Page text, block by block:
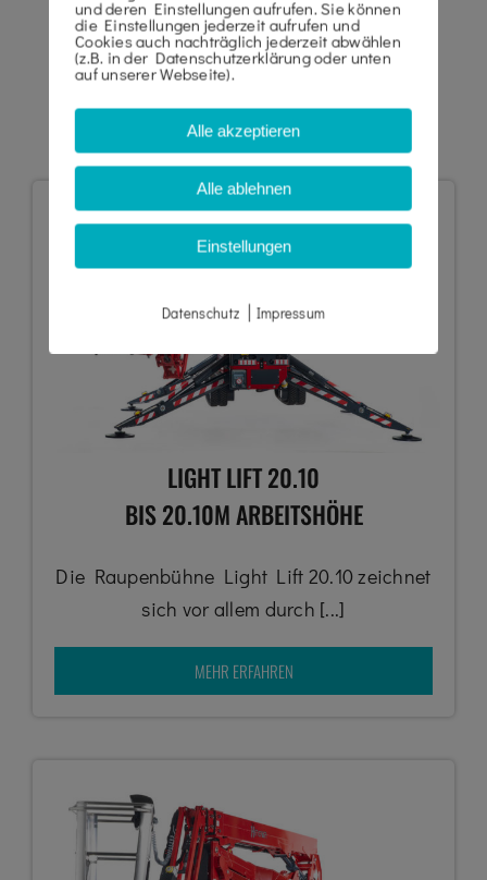
RAUPEN GELENK-
ARBEITSBÜHNEN
LIGHT LIFT 20.10
BIS 20.10M ARBEITSHÖHE
Die Raupenbühne Light Lift 20.10 zeichnet
sich vor allem durch [...]
MEHR ERFAHREN
und deren Einstellungen aufrufen. Sie können
die Einstellungen jederzeit aufrufen und
Cookies auch nachträglich jederzeit abwählen
(z.B. in der Datenschutzerklärung oder unten
auf unserer Webseite).
Alle akzeptieren
Alle ablehnen
Einstellungen
Datenschutz| Impressum